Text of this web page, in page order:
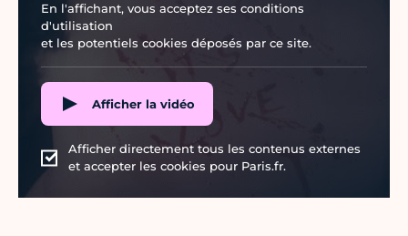
En l'affichant, vous acceptez ses conditions
d'utilisation
et les potentiels cookies déposés par ce site.
Afficher la vidéo
Afficher directement tous les contenus externes
et accepter les cookies pour Paris.fr.